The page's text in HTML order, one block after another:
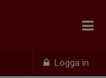
Logga in